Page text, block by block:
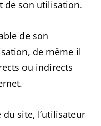
de son utilisation.
de son
de même il
ou indirects
du site, l’utilisateur